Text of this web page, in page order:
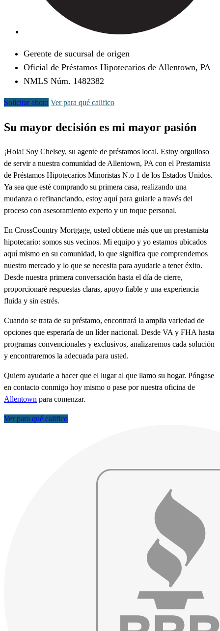
Gerente de sucursal de origen
Oficial de Préstamos Hipotecarios de Allentown, PA
NMLS Núm. 1482382
Solicitar ahora Ver para qué califico
Su mayor decisión es mi mayor pasión
¡Hola! Soy Chelsey, su agente de préstamos local. Estoy orgulloso
de servir a nuestra comunidad de Allentown, PA con el Prestamista
de Préstamos Hipotecarios Minoristas N.o 1 de los Estados Unidos.
Ya sea que esté comprando su primera casa, realizando una
mudanza o refinanciando, estoy aquí para guiarle a través del
proceso con asesoramiento experto y un toque personal.
En CrossCountry Mortgage, usted obtiene más que un prestamista
hipotecario: somos sus vecinos. Mi equipo y yo estamos ubicados
aquí mismo en su comunidad, lo que significa que comprendemos
nuestro mercado y lo que se necesita para ayudarle a tener éxito.
Desde nuestra primera conversación hasta el día de cierre,
proporcionaré respuestas claras, apoyo fiable y una experiencia
fluida y sin estrés.
Cuando se trata de su préstamo, encontrará la amplia variedad de
opciones que esperaría de un líder nacional. Desde VA y FHA hasta
programas convencionales y exclusivos, analizaremos cada solución
y encontraremos la adecuada para usted.
Quiero ayudarle a hacer que el lugar al que llamo su hogar. Póngase
en contacto conmigo hoy mismo o pase por nuestra oficina de
Allentown para comenzar.
Ver para qué califico